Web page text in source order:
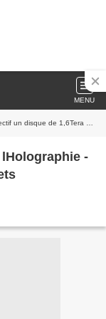
MENU
disque de 1,6Tera octets
-